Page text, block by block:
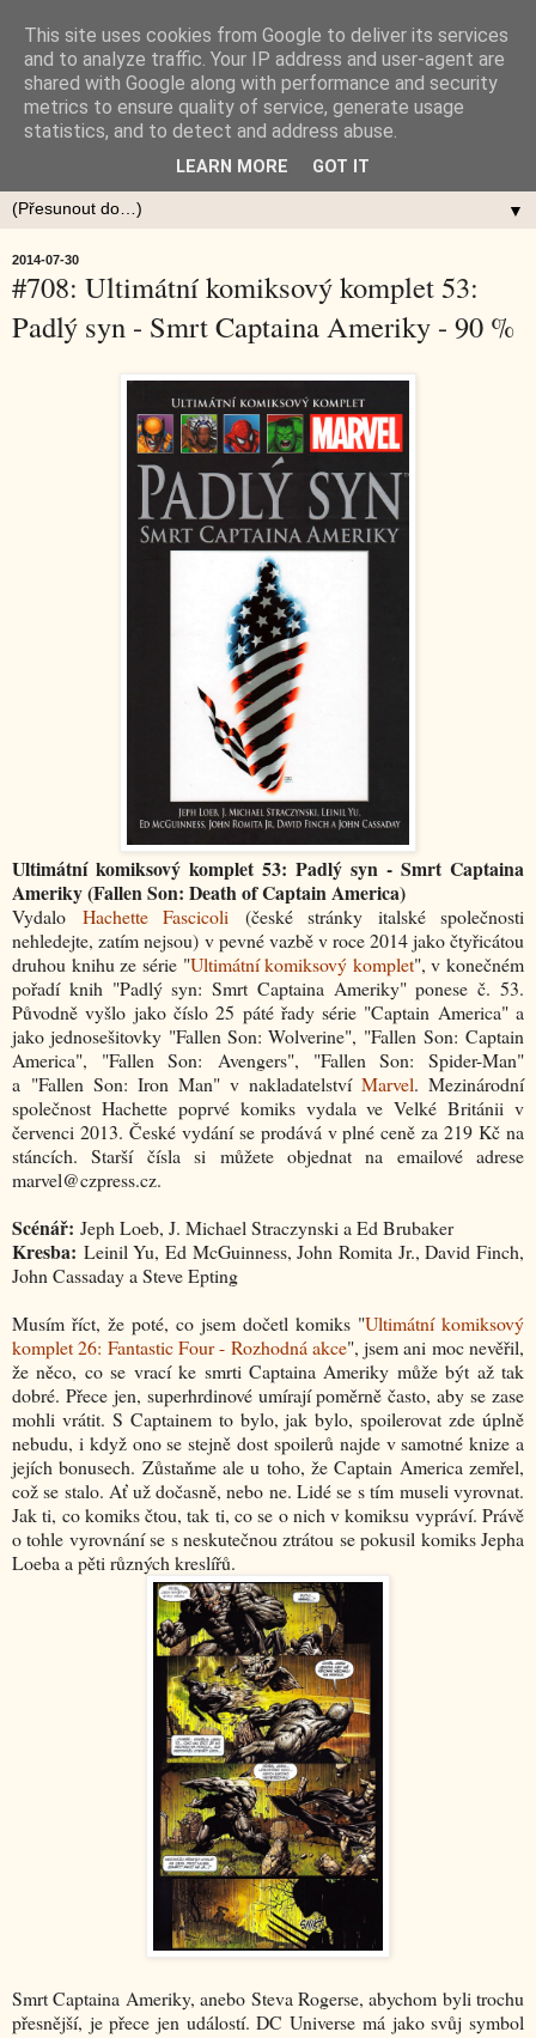
▼
2014-07-30
#708: Ultimátní komiksový komplet 53:
Padlý syn - Smrt Captaina Ameriky - 90 %
Ultimátní komiksový komplet 53: Padlý syn - Smrt Captaina
Ameriky (Fallen Son: Death of Captain America)
Vydalo Hachette Fascicoli (české stránky italské společnosti
nehledejte, zatím nejsou) v pevné vazbě v roce 2014 jako čtyřicátou
druhou knihu ze série "Ultimátní komiksový komplet", v konečném
pořadí knih "Padlý syn: Smrt Captaina Ameriky" ponese č. 53.
Původně vyšlo jako číslo 25 páté řady série "Captain America" a
jako jednosešitovky "Fallen Son: Wolverine", "Fallen Son: Captain
America", "Fallen Son: Avengers", "Fallen Son: Spider-Man"
a "Fallen Son: Iron Man" v nakladatelstvíMarvel. Mezinárodní
společnost Hachette poprvé komiks vydala ve Velké Británii v
červenci 2013. České vydání se prodává v plné ceně za 219 Kč na
stáncích. Starší čísla si můžete objednat na emailové adrese
marvel@czpress.cz.
Scénář: Jeph Loeb, J. Michael Straczynski a Ed Brubaker
Kresba: Leinil Yu, Ed McGuinness, John Romita Jr., David Finch,
John Cassaday a Steve Epting
Musím říct, že poté, co jsem dočetl komiks "Ultimátní komiksový
komplet 26: Fantastic Four - Rozhodná akce", jsem ani moc nevěřil,
že něco, co se vrací ke smrti Captaina Ameriky může být až tak
dobré. Přece jen, superhrdinové umírají poměrně často, aby se zase
mohli vrátit. S Captainem to bylo, jak bylo, spoilerovat zde úplně
nebudu, i když ono se stejně dost spoilerů najde v samotné knize a
jejích bonusech. Zůstaňme ale u toho, že Captain America zemřel,
což se stalo. Ať už dočasně, nebo ne. Lidé se s tím museli vyrovnat.
Jak ti, co komiks čtou, tak ti, co se o nich v komiksu vypráví. Právě
o tohle vyrovnání se s neskutečnou ztrátou se pokusil komiks Jepha
Loeba a pěti různých kreslířů.
Smrt Captaina Ameriky, anebo Steva Rogerse, abychom byli trochu
přesnější, je přece jen událostí. DC Universe má jako svůj symbol
This site uses cookies from Google to deliver its services
and to analyze traffic. Your IP address and user-agent are
shared with Google along with performance and security
metrics to ensure quality of service, generate usage
statistics, and to detect and address abuse.
LEARN MORE GOT IT